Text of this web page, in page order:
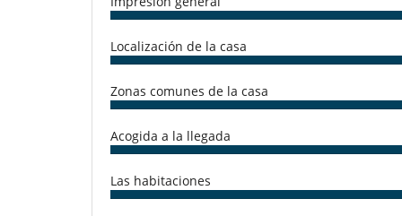
TV por cable o satélite o internet
Para su comodidad y agrado
Aire acondicionado
Secador
Localización de la casa
Zonas comunes de la casa
Acogida a la llegada
Las habitaciones